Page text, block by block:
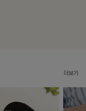
더보기